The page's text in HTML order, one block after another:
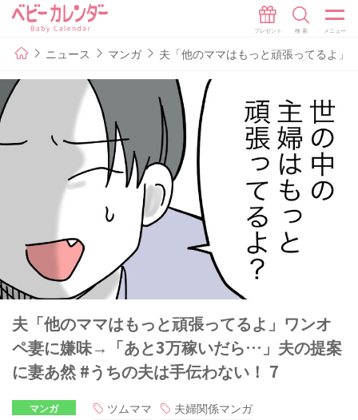
ニュース マンガ 夫「他のママはもっと頑張ってるよ
夫「他のママはもっと頑張ってるよ」ワンオ
ペ妻に嫌味→「あと3万稼いだら…」夫の提案
に妻あ然 #うちの夫は手伝わない！ 7
マンガ ツムママ
夫婦関係マンガ